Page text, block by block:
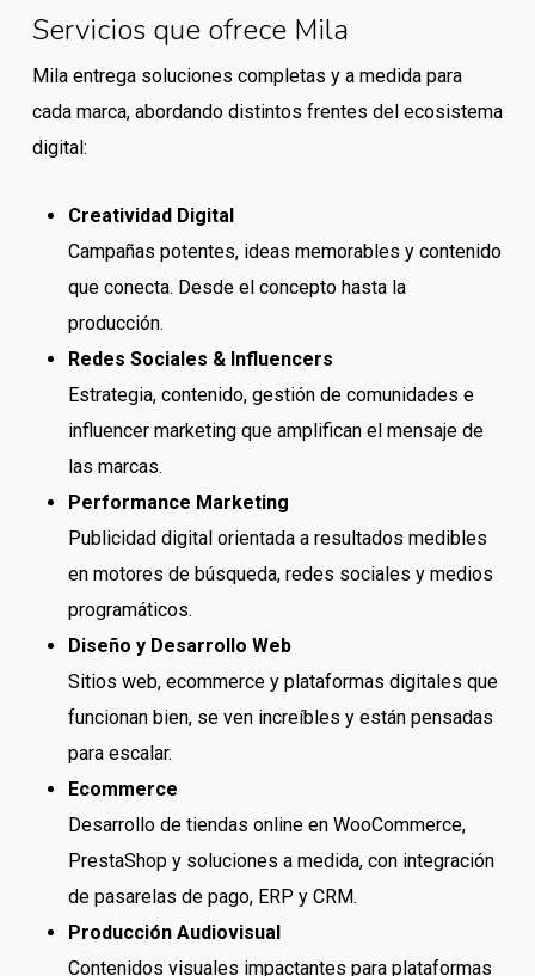
Servicios que ofrece Mila
Mila entrega soluciones completas y a medida para
cada marca, abordando distintos frentes del ecosistema
digital:
Creatividad Digital
Campañas potentes, ideas memorables y contenido
que conecta. Desde el concepto hasta la
producción.
Redes Sociales & Influencers
Estrategia, contenido, gestión de comunidades e
influencer marketing que amplifican el mensaje de
las marcas.
Performance Marketing
Publicidad digital orientada a resultados medibles
en motores de búsqueda, redes sociales y medios
programáticos.
Diseño y Desarrollo Web
Sitios web, ecommerce y plataformas digitales que
funcionan bien, se ven increíbles y están pensadas
para escalar.
Ecommerce
Desarrollo de tiendas online en WooCommerce,
PrestaShop y soluciones a medida, con integración
de pasarelas de pago, ERP y CRM.
Producción Audiovisual
Contenidos visuales impactantes para plataformas